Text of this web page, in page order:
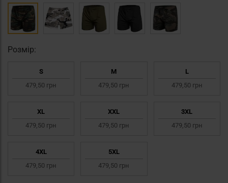
Pозмір:
S
479,50 грн
M
479,50 грн
L
479,50 грн
XL
479,50 грн
XXL
479,50 грн
3XL
479,50 грн
4XL
479,50 грн
5XL
479,50 грн